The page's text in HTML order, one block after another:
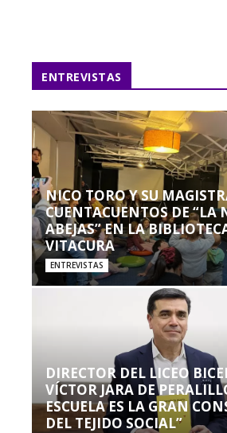
ENTREVISTAS
NICO TORO Y SU
CUENTACUENTOS DE “LA
ABEJAS” EN LA
VITACURA
ENTREVISTAS
DIRECTOR DEL LICEO
VÍCTOR JARA DE
ESCUELA ES LA GRAN
DEL TEJIDO SOCIAL”